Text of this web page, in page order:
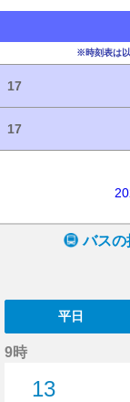
※時刻表は
17
17
バスの
平日
9時
13